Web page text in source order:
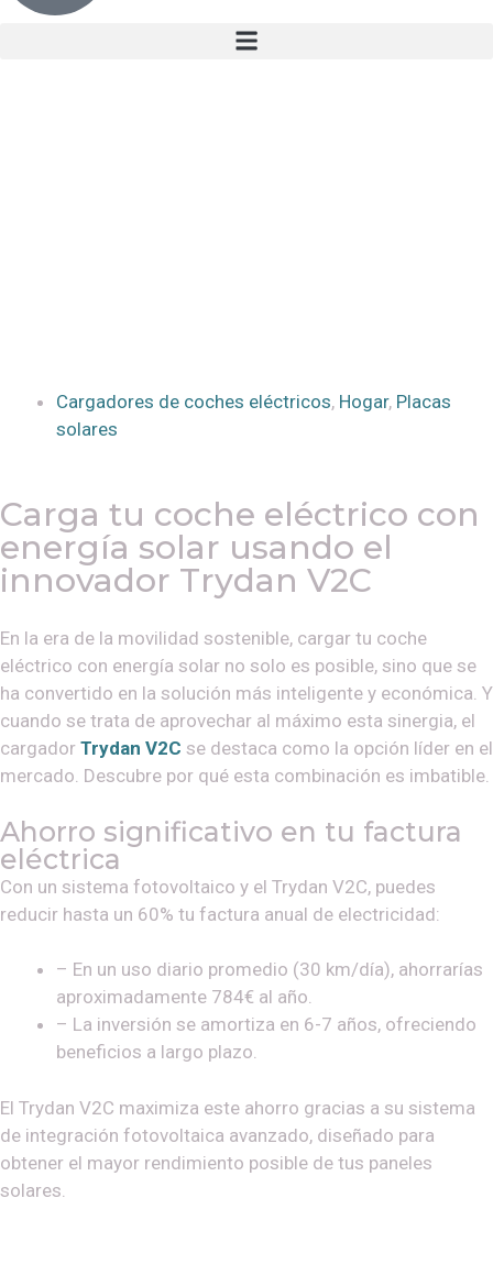
Cargadores de coches eléctricos, Hogar, Placas
solares
Carga tu coche eléctrico con
energía solar usando el
innovador Trydan V2C
En la era de la movilidad sostenible, cargar tu coche
eléctrico con energía solar no solo es posible, sino que se
ha convertido en la solución más inteligente y económica. Y
cuando se trata de aprovechar al máximo esta sinergia, el
cargador Trydan V2C se destaca como la opción líder en el
mercado. Descubre por qué esta combinación es imbatible.
Ahorro significativo en tu factura
eléctrica
Con un sistema fotovoltaico y el Trydan V2C, puedes
reducir hasta un 60% tu factura anual de electricidad:
– En un uso diario promedio (30 km/día), ahorrarías
aproximadamente 784€ al año.
– La inversión se amortiza en 6-7 años, ofreciendo
beneficios a largo plazo.
El Trydan V2C maximiza este ahorro gracias a su sistema
de integración fotovoltaica avanzado, diseñado para
obtener el mayor rendimiento posible de tus paneles
solares.